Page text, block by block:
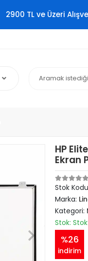
2900 TL ve Üzeri
HP
Ekran
Stok
Marka:
Kategori:
Stok:
%26
indirim